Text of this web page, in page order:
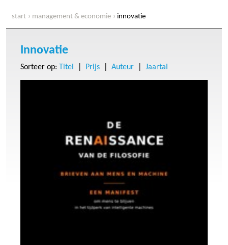
start management & economie innovatie
Innovatie
Sorteer op: Titel Prijs Auteur Jaartal